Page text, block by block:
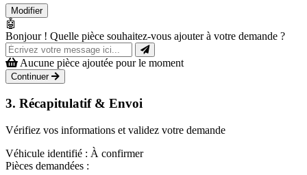
Modifier
🤖
Bonjour ! Quelle pièce souhaitez-vous ajouter à votre demande ?
Aucune pièce ajoutée pour le moment
Continuer
3. Récapitulatif & Envoi
Vérifiez vos informations et validez votre demande
Véhicule identifié : À confirmer
Pièces demandées :